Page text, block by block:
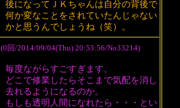
後になってＪＫちゃんは自分の背後で
何か変なことをされていたんじゃない
かと思うんでしょうね（笑）。
(0回/2014/09/04(Thu) 20:53:56/No33214)
毎度ながらすごすぎます。
どこで修業したらそこまで気配を消し
去れるようになるのか。
もしも透明人間になれたら・・・とい